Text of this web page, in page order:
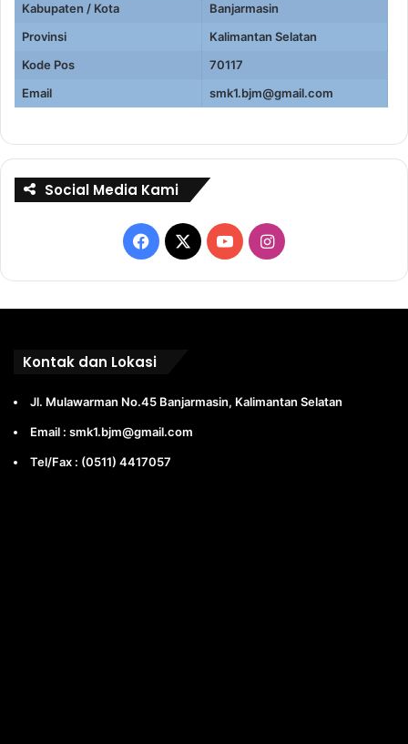
Kabupaten / Kota
Banjarmasin
Provinsi
Kalimantan Selatan
Kode Pos
70117
Email
smk1.bjm@gmail.com
Social Media Kami
Facebook
X YouTubeInstagram
Kontak dan Lokasi
Jl. Mulawarman No.45 Banjarmasin, Kalimantan Selatan
Email : smk1.bjm@gmail.com
Tel/Fax : (0511) 4417057